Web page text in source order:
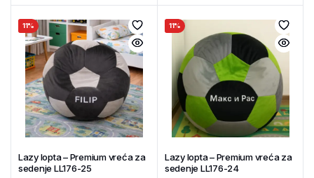
11%
Lazy lopta – Premium vreća za
sedenje LL176-25
11%
Lazy lopta – Premium vreća za
sedenje LL176-24